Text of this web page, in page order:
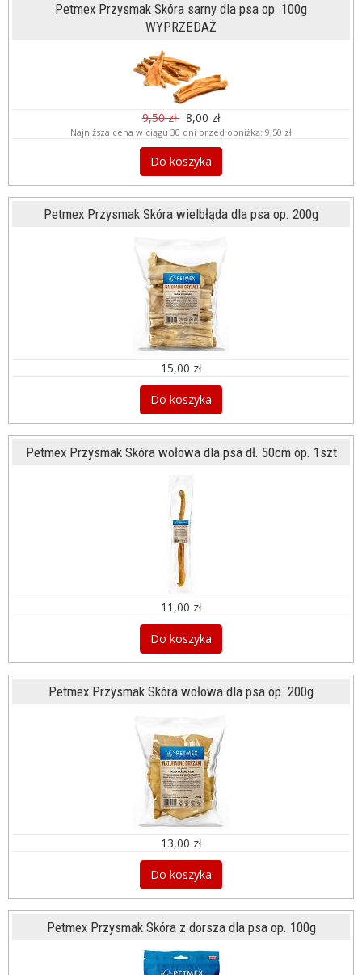
Petmex Przysmak Skóra sarny dla psa op. 100g
WYPRZEDAŻ
9,50 zł 8,00 zł
Najniższa cena w ciągu 30 dni przed obniżką: 9,50 zł
Do koszyka
Petmex Przysmak Skóra wielbłąda dla psa op. 200g
15,00 zł
Do koszyka
Petmex Przysmak Skóra wołowa dla psa dł. 50cm op. 1szt
11,00 zł
Do koszyka
Petmex Przysmak Skóra wołowa dla psa op. 200g
13,00 zł
Do koszyka
Petmex Przysmak Skóra z dorsza dla psa op. 100g